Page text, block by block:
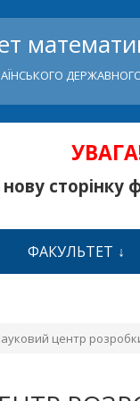
нову сторінку
ФАКУЛЬТЕТ
центр